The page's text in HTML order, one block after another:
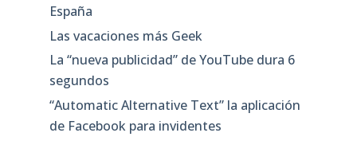
España
Las vacaciones más Geek
La “nueva publicidad” de YouTube dura 6
segundos
“Automatic Alternative Text” la aplicación
de Facebook para invidentes